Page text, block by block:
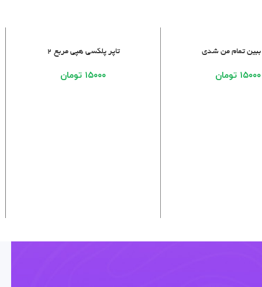
ببین تمام من شدی
۱۵۰۰۰ تومان
افزودن به سبد خریدتاپر پلکسی هپی مربع 2
۱۵۰۰۰ تومان